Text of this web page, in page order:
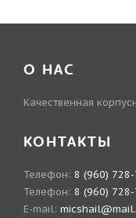
О НАС
Качественная
КОНТАКТЫ
Телефон: 8 (960)
Телефон: 8 (960)
E-mail: